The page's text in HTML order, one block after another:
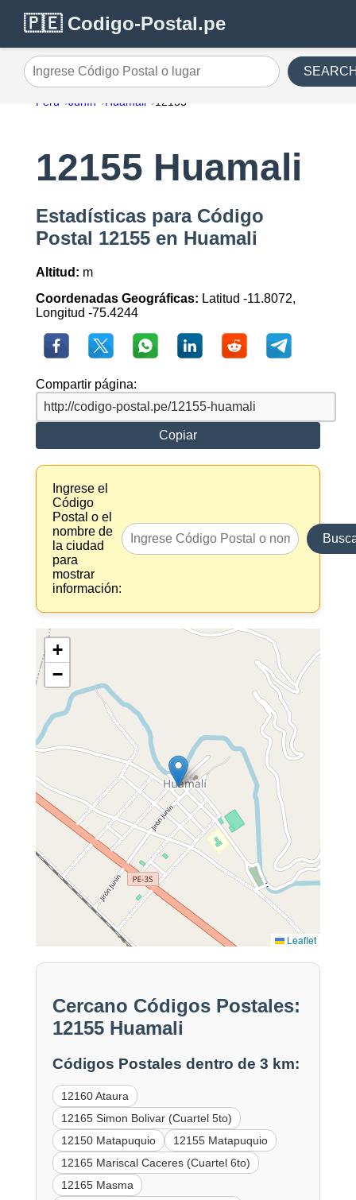
🇵🇪 Codigo-Postal.pe
Ingrese Código Postal o lugar
Perú Junín Huamali 12155
12155 Huamali
Estadísticas para Código
Postal 12155 en Huamali
Altitud: m
Coordenadas Geográficas: Latitud -11.8072,
Longitud -75.4244
Compartir página:
Copiar
Ingrese el
Código
Postal o el
nombre de
la ciudad
para
mostrar
información:
+
−
Leaflet
Cercano Códigos Postales:
12155 Huamali
Códigos Postales dentro de 3 km:
12160 Ataura
12165 Simon Bolivar (Cuartel 5to)
12150 Matapuquio
12155 Matapuquio
12165 Mariscal Caceres (Cuartel 6to)
12165 Masma